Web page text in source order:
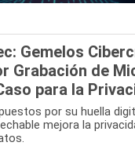
Gemelos
Grabación de
para la
por su huella
mejora la